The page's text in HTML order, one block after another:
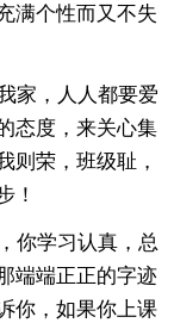
满个性而又不失
家，人人都要爱
态度，来关心集
则荣，班级耻，
！
你学习认真，总
端端正正的字迹
你，如果你上课